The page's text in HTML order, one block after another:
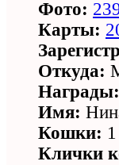
Фото:
Карты:
Откуда:
Награды:
Имя:
Кошки: 1
Клички